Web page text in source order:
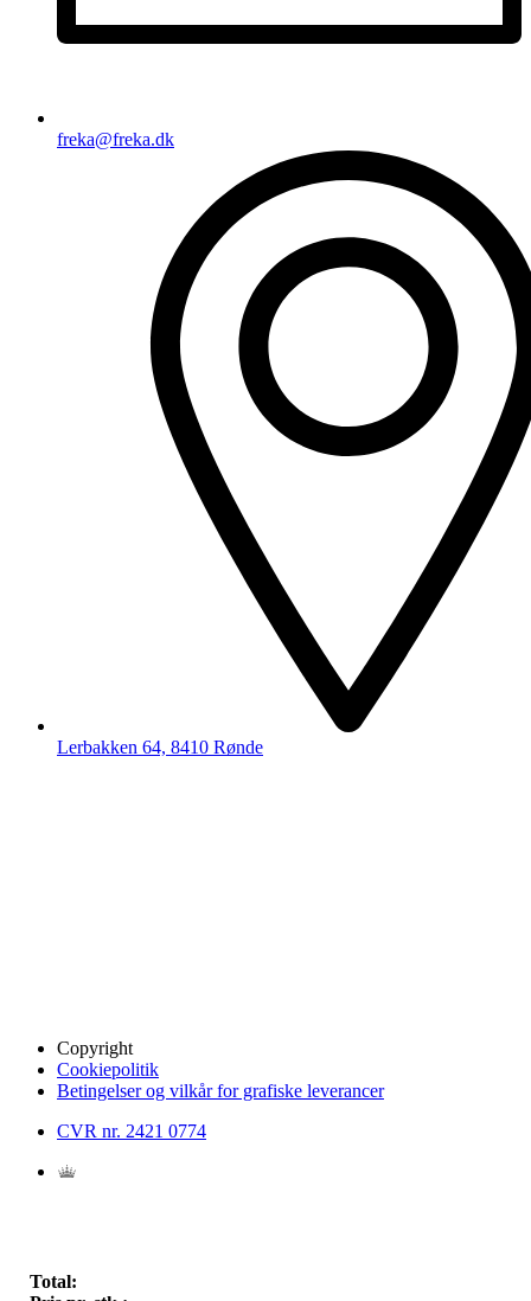
Total:
freka@freka.dk
Lerbakken 64, 8410 Rønde
Copyright
Cookiepolitik
Betingelser og vilkår for grafiske leverancer
CVR nr. 2421 0774